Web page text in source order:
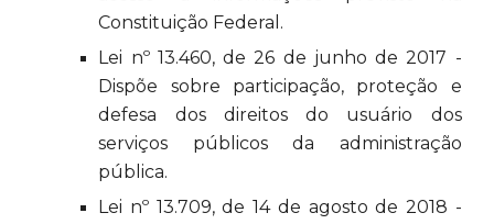
Constituição Federal.
Lei nº 13.460, de 26 de junho de 2017 -
Dispõe sobre participação, proteção e
defesa dos direitos do usuário dos
serviços públicos da administração
pública.
Lei nº 13.709, de 14 de agosto de 2018 -